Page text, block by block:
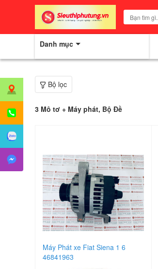
Danh mục
Bộ lọc
3 Mô tơ + Máy phát, Bộ Đề
Máy Phát xe Fiat Siena 1 6
46841963